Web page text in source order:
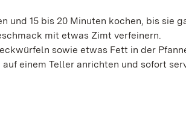
und 15 bis 20 Minuten kochen, bis sie
mit etwas Zimt verfeinern.
sowie etwas Fett in der
einem Teller anrichten und sofort